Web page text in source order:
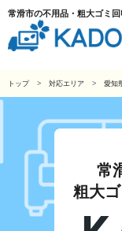
常滑市の不用品・粗大ゴミ
トップ 対応エリア 愛知
常
粗大